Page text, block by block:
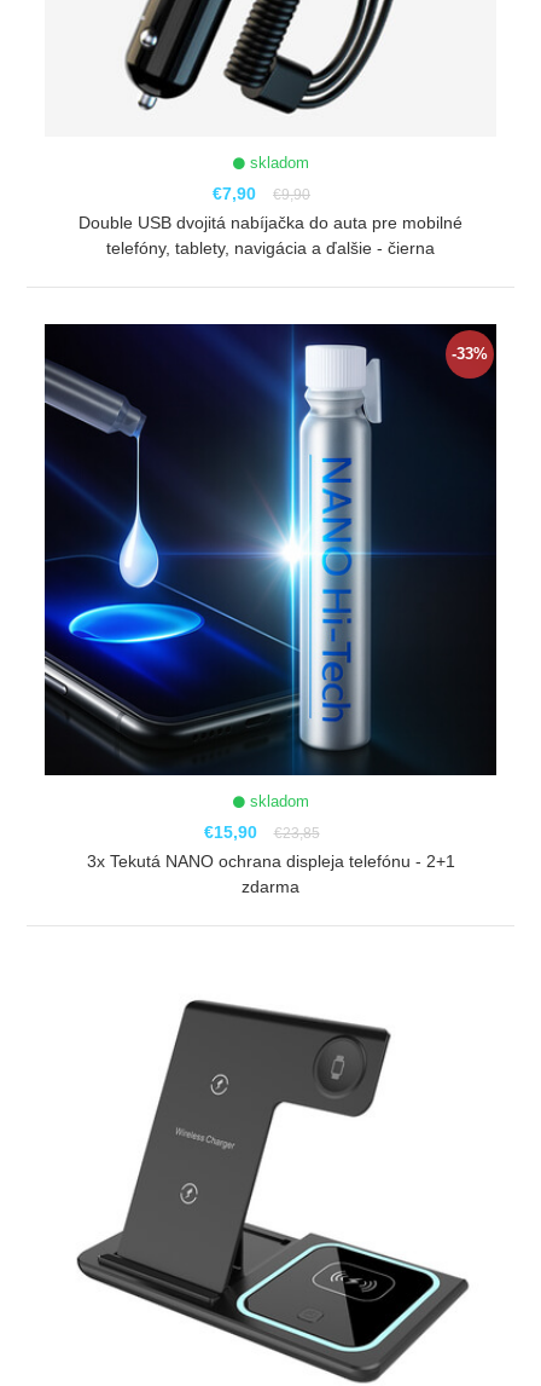
skladom
€7,90 €9,90
ZOBRAZIŤ
Double USB dvojitá nabíjačka do auta pre mobilné
telefóny, tablety, navigácia a ďalšie - čierna
-33%
skladom
€15,90 €23,85
3x Tekutá NANO ochrana displeja telefónu - 2+1
zdarma